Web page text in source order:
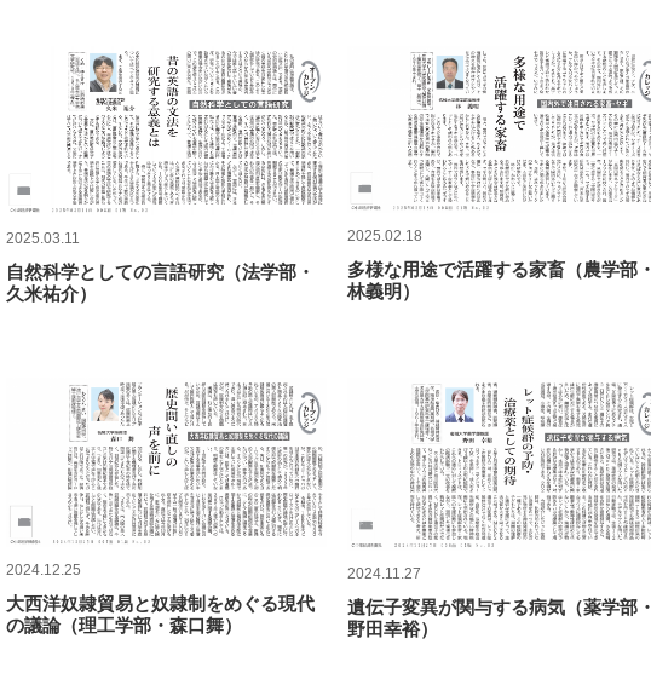
2025.03.11
自然科学としての言語研究（法学部・
久米祐介）
2025.02.18
多様な用途で活躍する家畜（農学部・
林義明）
2024.12.25
大西洋奴隷貿易と奴隷制をめぐる現代
の議論（理工学部・森口舞）
2024.11.27
遺伝子変異が関与する病気（薬学部・
野田幸裕）